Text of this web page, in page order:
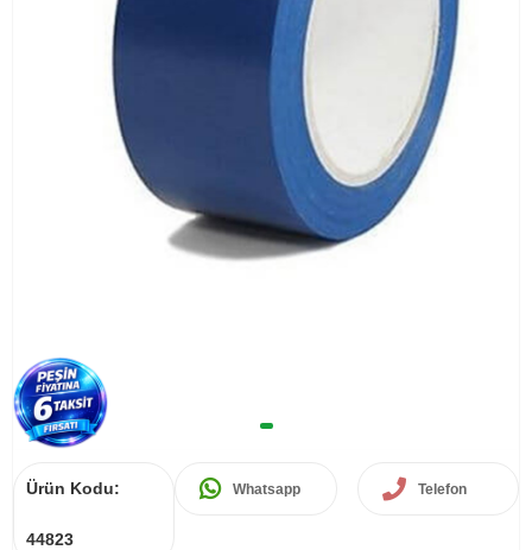
Ürün Kodu:
44823
Whatsapp Telefon